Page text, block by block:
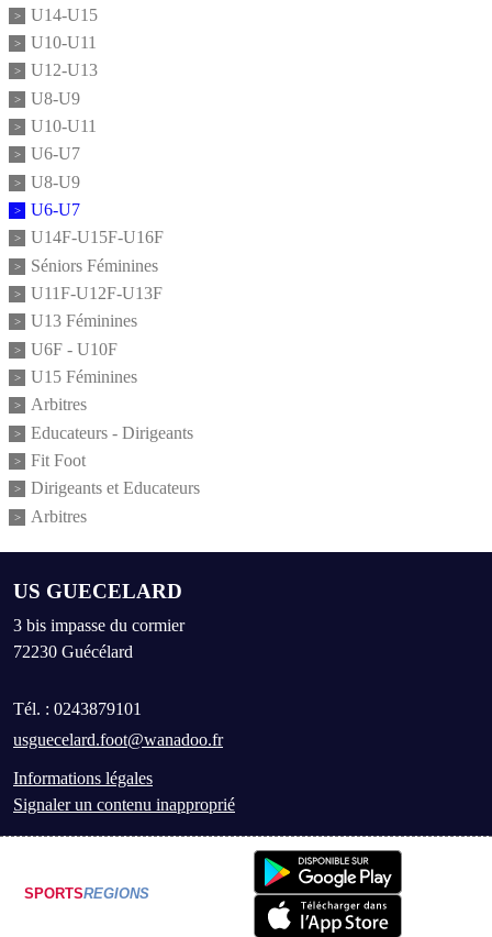
U14-U15
U10-U11
U12-U13
U8-U9
U10-U11
U6-U7
U8-U9
U6-U7
U14F-U15F-U16F
Séniors Féminines
U11F-U12F-U13F
U13 Féminines
U6F - U10F
U15 Féminines
Arbitres
Educateurs - Dirigeants
Fit Foot
Dirigeants et Educateurs
Arbitres
US GUECELARD
3 bis impasse du cormier
72230 Guécélard
Tél. : 0243879101
usguecelard.foot@wanadoo.fr
Informations légales
Signaler un contenu inapproprié
SPORTSREGIONS